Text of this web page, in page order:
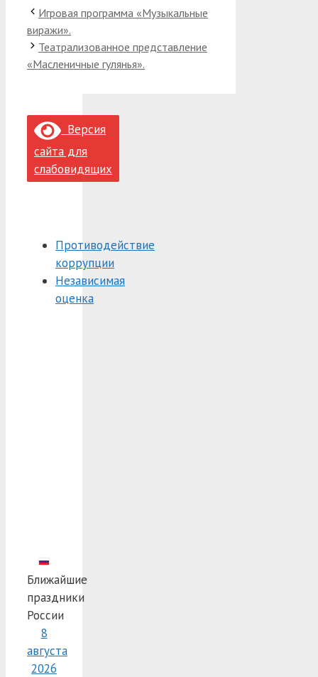
Игровая программа «Музыкальные
виражи».
Театрализованное представление
«Масленичные гулянья».
Версия
сайта для
слабовидящих
Противодействие
коррупции
Независимая
оценка
Ближайшие
праздники
России
8
августа
2026